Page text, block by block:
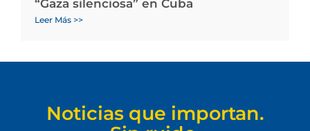
“Gaza silenciosa” en Cuba
Leer Más >>
Noticias que importan.